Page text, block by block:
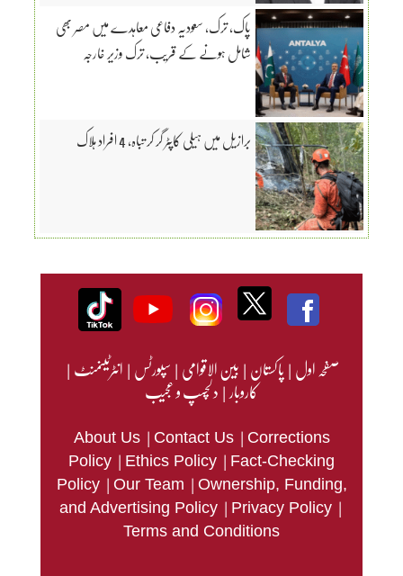
پاک، ترک، سعودیہ دفاعی معاہدے میں مصر بھی
شامل ہونے کے قریب، ترک وزیر خارجہ
برازیل میں ہیلی کاپٹر گر کر تباہ، 4 افراد ہلاک
صفحہ اول|پاکستان|بین الاقوامی|سپورٹس|انٹرٹینمنٹ|
کاروبار|دلچسپ و عجیب
About Us | Contact Us | Corrections
Policy | Ethics Policy | Fact-Checking
Policy | Our Team | Ownership, Funding,
and Advertising Policy | Privacy Policy |
Terms and Conditions